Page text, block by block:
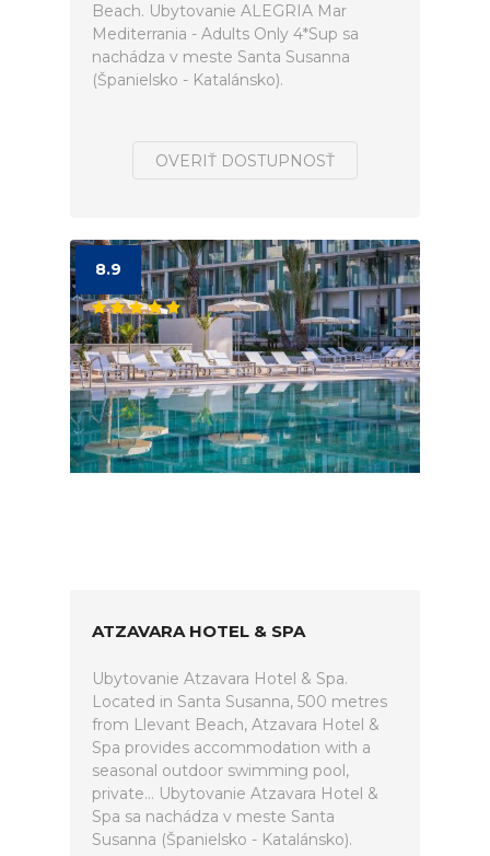
Beach. Ubytovanie ALEGRIA Mar
Mediterrania - Adults Only 4*Sup sa
nachádza v meste Santa Susanna
(Španielsko - Katalánsko).
OVERIŤ DOSTUPNOSŤ
8.9
ATZAVARA HOTEL & SPA
Ubytovanie Atzavara Hotel & Spa.
Located in Santa Susanna, 500 metres
from Llevant Beach, Atzavara Hotel &
Spa provides accommodation with a
seasonal outdoor swimming pool,
private... Ubytovanie Atzavara Hotel &
Spa sa nachádza v meste Santa
Susanna (Španielsko - Katalánsko).